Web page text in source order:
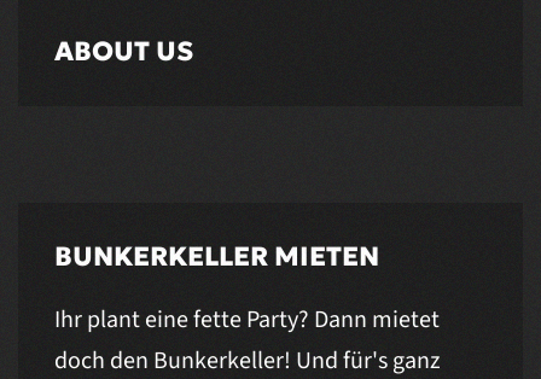
ABOUT US
BUNKERKELLER MIETEN
Ihr plant eine fette Party? Dann mietet
doch den Bunkerkeller! Und für's ganz